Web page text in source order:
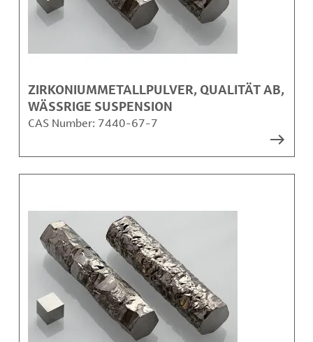
ZIRKONIUMMETALLPULVER, QUALITÄT AB,
WÄSSRIGE SUSPENSION
CAS Number: 7440-67-7